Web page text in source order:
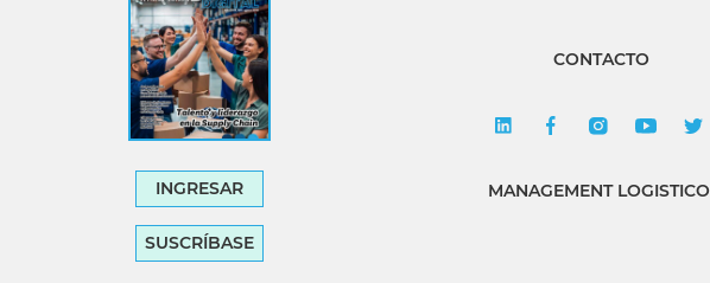
INGRESAR
SUSCRÍBASE
CONTACTO
MANAGEMENT LOGISTICO